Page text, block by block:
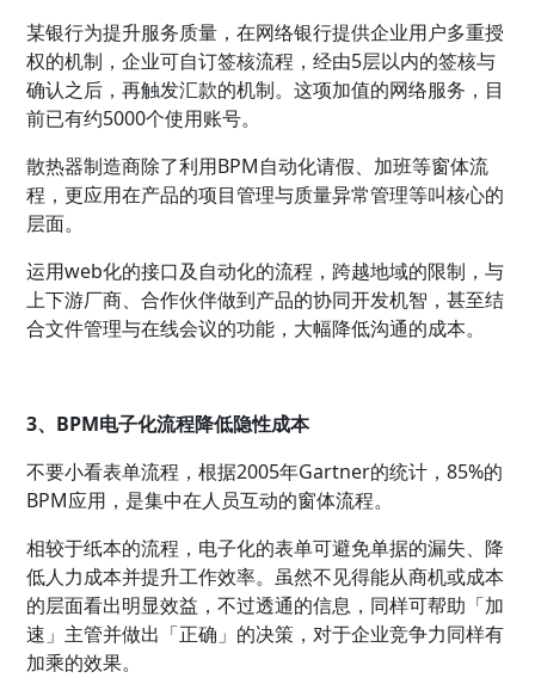
某银行为提升服务质量，在网络银行提供企业用户多重授
权的机制，企业可自订签核流程，经由5层以内的签核与
确认之后，再触发汇款的机制。这项加值的网络服务，目
前已有约5000个使用账号。
散热器制造商除了利用BPM自动化请假、加班等窗体流
程，更应用在产品的项目管理与质量异常管理等叫核心的
层面。
运用web化的接口及自动化的流程，跨越地域的限制，与
上下游厂商、合作伙伴做到产品的协同开发机智，甚至结
合文件管理与在线会议的功能，大幅降低沟通的成本。
3、BPM电子化流程降低隐性成本
不要小看表单流程，根据2005年Gartner的统计，85%的
BPM应用，是集中在人员互动的窗体流程。
相较于纸本的流程，电子化的表单可避免单据的漏失、降
低人力成本并提升工作效率。虽然不见得能从商机或成本
的层面看出明显效益，不过透通的信息，同样可帮助「加
速」主管并做出「正确」的决策，对于企业竞争力同样有
加乘的效果。